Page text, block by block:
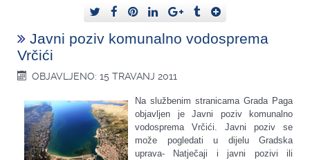
Javni poziv komunalno vodosprema
Vrčići
OBJAVLJENO: 15 TRAVANJ 2011
Na službenim stranicama Grada Paga
objavljen je Javni poziv komunalno
vodosprema Vrčići. Javni poziv se
može pogledati u dijelu Gradska
uprava- Natječaji i javni pozivi ili